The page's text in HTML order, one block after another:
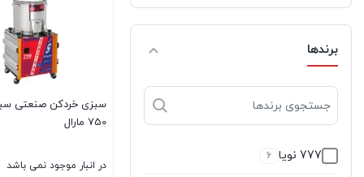
برندها
777 نویا 6
سبزی خردكن صنعتی
750 مارال
در انبار موجود نمی باشد